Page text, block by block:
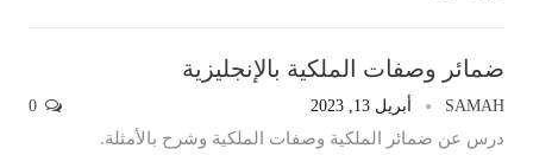
ضمائر وصفات الملكية بالإنجليزية
SAMAH أبريل 13, 2023
درس عن ضمائر الملكية وصفات الملكية وشرح بالأمثلة.